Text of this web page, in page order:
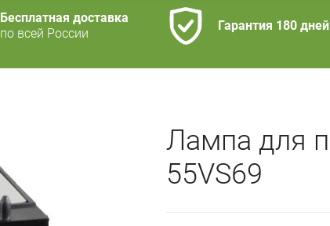
Бесплатная доставка
по всей России
Гарантия 180 дней
Лампа для
55VS69